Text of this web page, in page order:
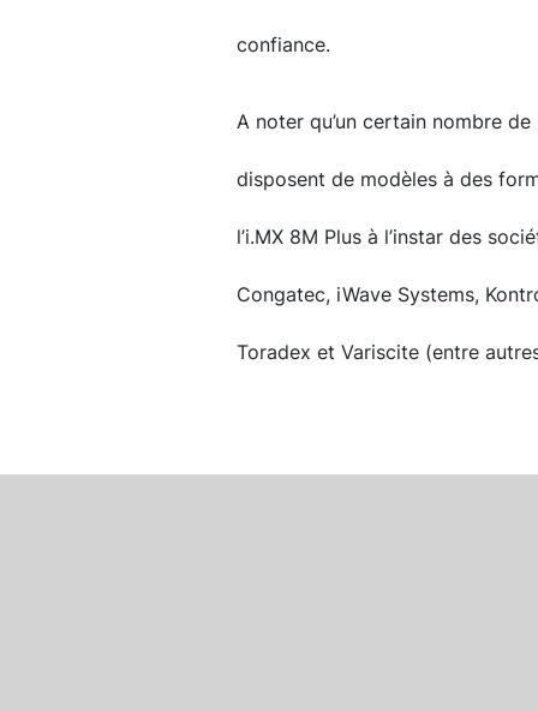
confiance.
A noter qu’un certain nombre
disposent de modèles à des
l’i.MX 8M Plus à l’instar des
Congatec, iWave Systems,
Toradex et Variscite (entre